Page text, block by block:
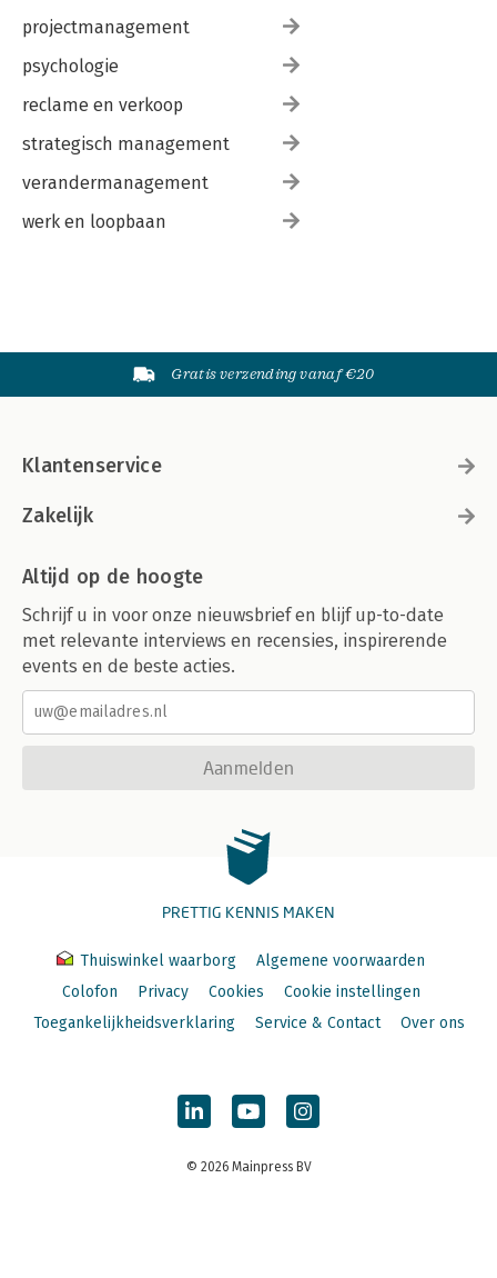
projectmanagement
psychologie
reclame en verkoop
strategisch management
verandermanagement
werk en loopbaan
Gratis verzending vanaf €20
Klantenservice
Zakelijk
Altijd op de hoogte
Schrijf u in voor onze nieuwsbrief en blijf up-to-date
met relevante interviews en recensies, inspirerende
events en de beste acties.
Aanmelden
PRETTIG KENNIS MAKEN
Thuiswinkel waarborg
Algemene voorwaarden
Colofon
Privacy Cookies
Cookie instellingen
Toegankelijkheidsverklaring
Service & Contact Over ons
© 2026 Mainpress BV